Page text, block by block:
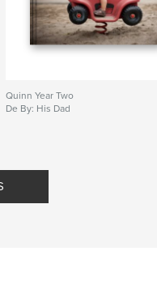
Quinn Year Two
De By: His Dad